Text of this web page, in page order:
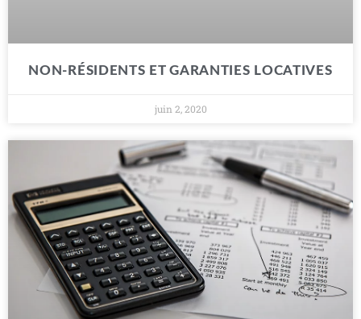
NON-RÉSIDENTS ET GARANTIES LOCATIVES
juin 2, 2020